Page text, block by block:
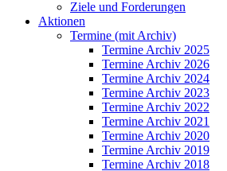
Ziele und Forderungen
Aktionen
Termine (mit Archiv)
Termine Archiv 2025
Termine Archiv 2026
Termine Archiv 2024
Termine Archiv 2023
Termine Archiv 2022
Termine Archiv 2021
Termine Archiv 2020
Termine Archiv 2019
Termine Archiv 2018